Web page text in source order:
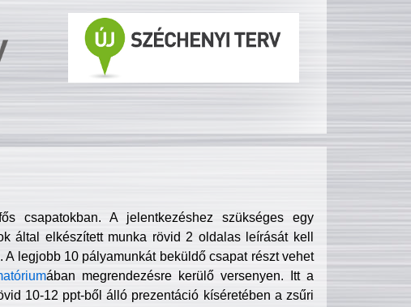
csapatokban. A jelentkezéshez szükséges egy
által elkészített munka rövid 2 oldalas leírását kell
legjobb 10 pályamunkát beküldő csapat részt vehet
ában megrendezésre kerülő versenyen. Itt a
10-12 ppt-ből álló prezentáció kíséretében a zsűri